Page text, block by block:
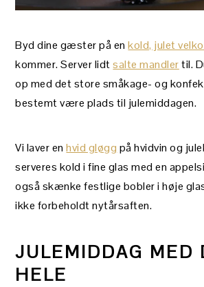
Byd dine gæster på enkold, julet
kommer. Server lidtsalte mandlertil.
op med det store småkage- og
bestemt være plads til julemiddagen.
Vi laver enhvid gløgg på hvidvin og
serveres kold i fine glas med en
også skænke festlige bobler i høje
ikke forbeholdt nytårsaften.
JULEMIDDAG MED
HELE